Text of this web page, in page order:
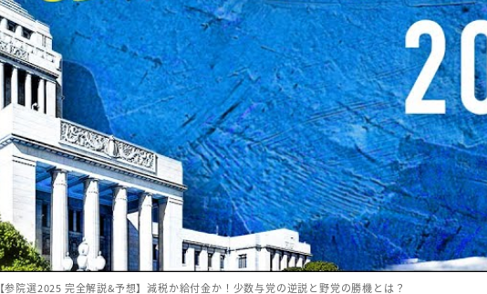
【参院選2025 完全解説&予想】減税か給付金か！少数与党の逆説と野党の勝機とは？